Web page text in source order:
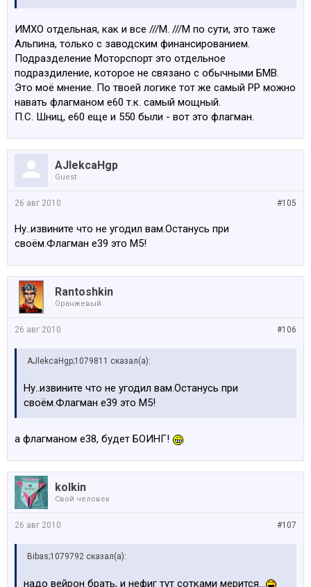
ИМХО отдельная, как и все ///М. ///М по сути, это таже
Альпина, только с заводским финансированием.
Подразделение Моторспорт это отдельное
подраздиление, которое не связано с обычными БМВ.
Это моё мнение. По твоей логике тот же самый РР можно
навать флагманом е60 т.к. самый мощный.
П.С. Шниц, е60 еще и 550 были - вот это флагман.
AJlekcaHgp
Guest
#105
26 авг 2010
Ну..извините что не угодил вам.Останусь при
своём.Флагман е39 это М5!
Rantoshkin
Оранжевый
#106
26 авг 2010
AJlekcaHgp;1079811 сказал(а):
Ну..извините что не угодил вам.Останусь при
своём.Флагман е39 это М5!
а флагманом е38, будет БОИНГ!
kolkin
Свой человек
#107
26 авг 2010
Bibas;1079792 сказал(а):
надо вейрон брать, и нефиг тут сотками мерится...